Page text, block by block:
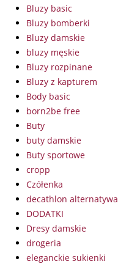
Bluzy basic
Bluzy bomberki
Bluzy damskie
bluzy męskie
Bluzy rozpinane
Bluzy z kapturem
Body basic
born2be free
Buty
buty damskie
Buty sportowe
cropp
Czółenka
decathlon alternatywa
DODATKI
Dresy damskie
drogeria
eleganckie sukienki